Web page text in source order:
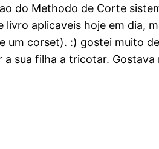
do Methodo de Corte
aplicaveis hoje em dia,
um corset). :) gostei muito
sua filha a tricotar.